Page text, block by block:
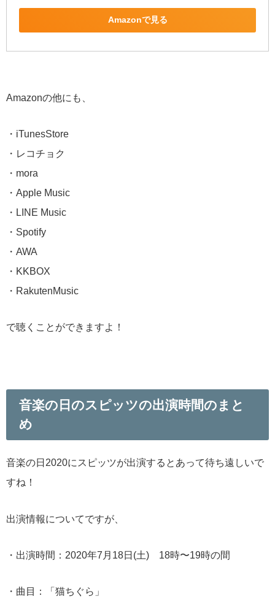
Amazonで見る
Amazonの他にも、
・iTunesStore
・レコチョク
・mora
・Apple Music
・LINE Music
・Spotify
・AWA
・KKBOX
・RakutenMusic
で聴くことができますよ！
音楽の日のスピッツの出演時間のまと
め
音楽の日2020にスピッツが出演するとあって待ち遠しいで
すね！
出演情報についてですが、
・出演時間：2020年7月18日(土) 18時〜19時の間
・曲目：「猫ちぐら」